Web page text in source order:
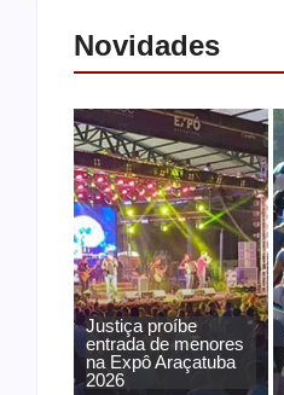
Novidades
Justiça proíbe
entrada de menores
na Expô Araçatuba
2026